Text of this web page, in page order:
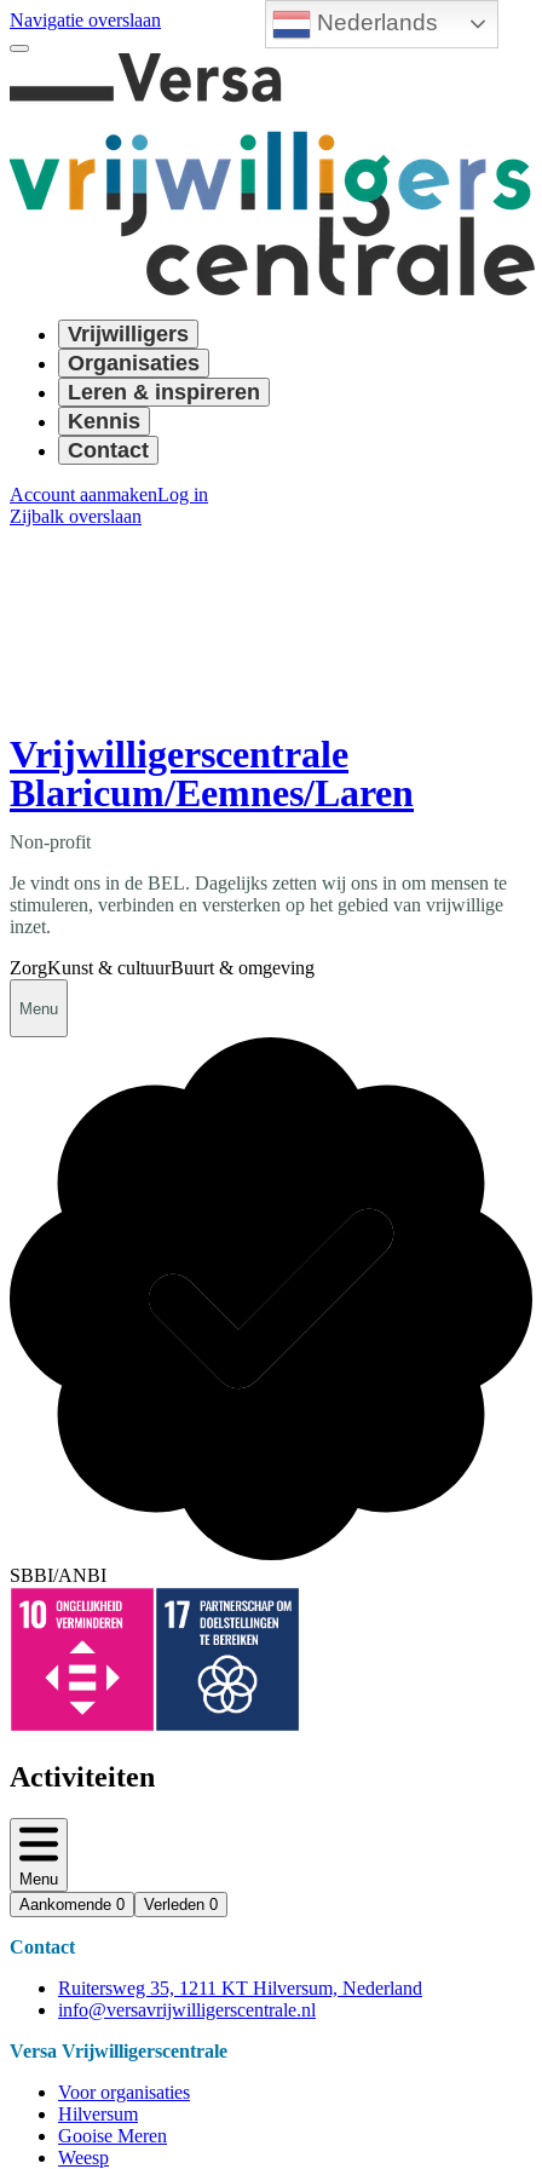
Nederlands
Navigatie overslaan
Vrijwilligers
Organisaties
Leren & inspireren
Kennis
Contact
Account aanmakenLog in
Zijbalk overslaan
Vrijwilligerscentrale
Blaricum/Eemnes/Laren
Non-profit
Je vindt ons in de BEL. Dagelijks zetten wij ons in om mensen te
stimuleren, verbinden en versterken op het gebied van vrijwillige
inzet.
ZorgKunst & cultuurBuurt & omgeving
Menu
SBBI/ANBI
Activiteiten
Menu
Aankomende 0 Verleden 0
Contact
Ruitersweg 35, 1211 KT Hilversum, Nederland
info@versavrijwilligerscentrale.nl
Versa Vrijwilligerscentrale
Voor organisaties
Hilversum
Gooise Meren
Weesp